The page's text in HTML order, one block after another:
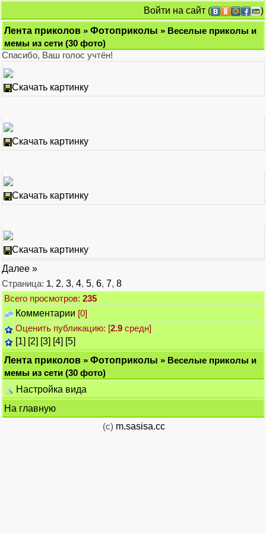
Войти на сайт (
)
Лента приколов » Фотоприколы » Веселые приколы и
мемы из сети (30 фото)
Спасибо, Ваш голоc учтён!
Скачать картинку
Скачать картинку
Скачать картинку
Скачать картинку
Далее »
Страница: 1, 2, 3, 4, 5, 6, 7, 8
Всего просмотров: 235
Комментарии [0]
Оценить публикацию: [2.9 средн]
[1] [2] [3] [4] [5]
Лента приколов » Фотоприколы » Веселые приколы и
мемы из сети (30 фото)
Настройка вида
На главную
(c) m.sasisa.cc